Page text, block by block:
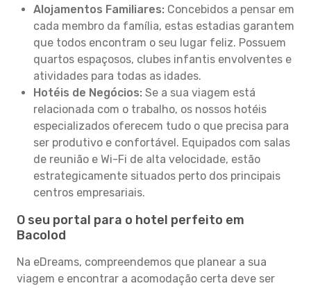
Alojamentos Familiares: Concebidos a pensar em
cada membro da família, estas estadias garantem
que todos encontram o seu lugar feliz. Possuem
quartos espaçosos, clubes infantis envolventes e
atividades para todas as idades.
Hotéis de Negócios: Se a sua viagem está
relacionada com o trabalho, os nossos hotéis
especializados oferecem tudo o que precisa para
ser produtivo e confortável. Equipados com salas
de reunião e Wi-Fi de alta velocidade, estão
estrategicamente situados perto dos principais
centros empresariais.
O seu portal para o hotel perfeito em
Bacolod
Na eDreams, compreendemos que planear a sua
viagem e encontrar a acomodação certa deve ser